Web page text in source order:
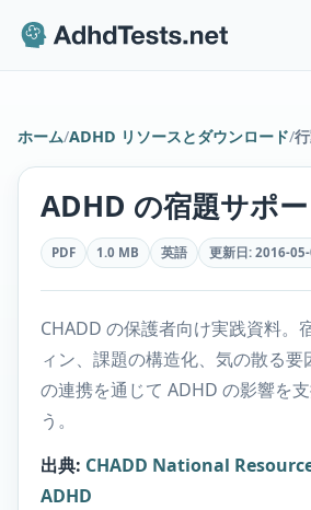
ホーム/ADHD リソースとダウンロード/
ADHD の宿題サポ
PDF 1.0 MB 英語 更新日: 2016-05-
CHADD の保護者向け実践資料。
ィン、課題の構造化、気の散る要
の連携を通じて ADHD の影響を
う。
出典: CHADD National
ADHD